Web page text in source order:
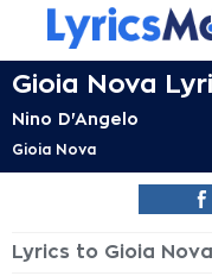
Gioia Nova
Nino D'Angelo
Gioia Nova
Lyrics to Gioia Nova